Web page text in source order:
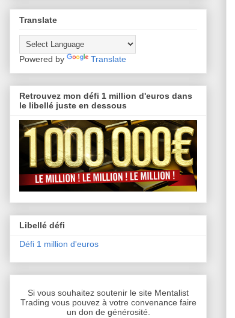
Translate
Powered by Translate
Retrouvez mon défi 1 million d'euros dans
le libellé juste en dessous
Libellé défi
Défi 1 million d'euros
Si vous souhaitez soutenir le site Mentalist
Trading vous pouvez à votre convenance faire
un don de générosité.